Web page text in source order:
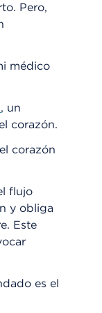
Pero,
médico
, un
corazón.
corazón
flujo
y obliga
Este
es el